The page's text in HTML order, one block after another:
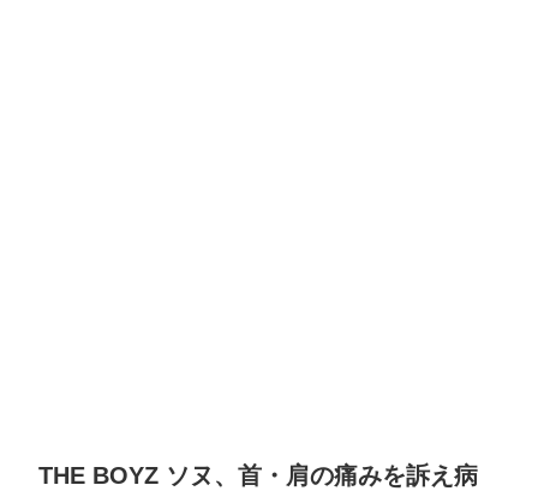
THE BOYZ ソヌ、首・肩の痛みを訴え病